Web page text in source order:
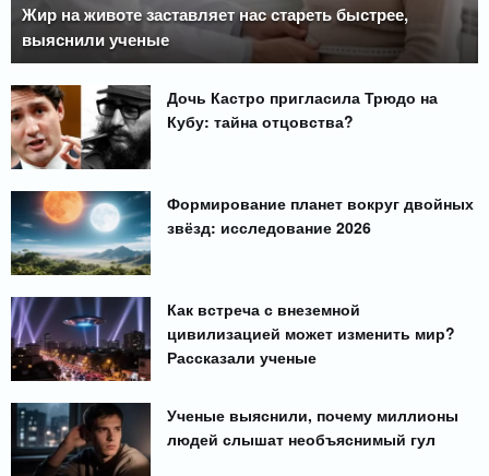
Жир на животе заставляет нас стареть быстрее,
выяснили ученые
Дочь Кастро пригласила Трюдо на
Кубу: тайна отцовства?
Формирование планет вокруг двойных
звёзд: исследование 2026
Как встреча с внеземной
цивилизацией может изменить мир?
Рассказали ученые
Ученые выяснили, почему миллионы
людей слышат необъяснимый гул